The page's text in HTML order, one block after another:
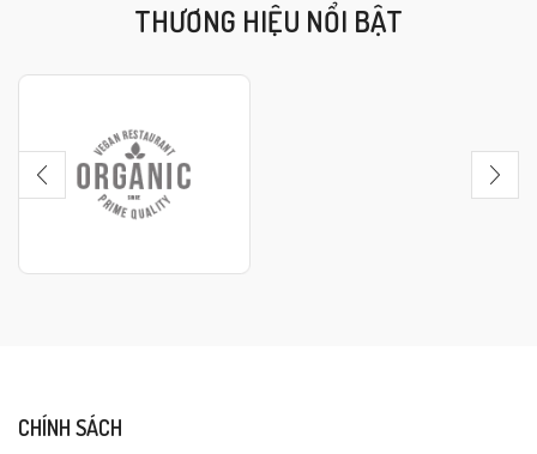
THƯƠNG HIỆU NỔI BẬT
CHÍNH SÁCH